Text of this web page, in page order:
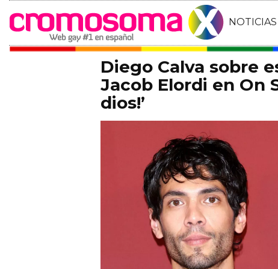
Diego Calva sobre
Jacob Elordi en On
dios!’